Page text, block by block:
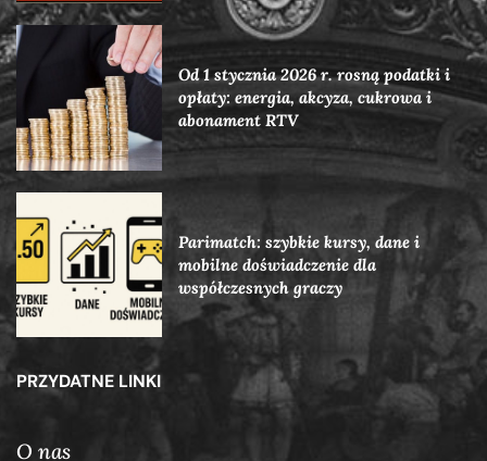
Od 1 stycznia 2026 r. rosną podatki i
opłaty: energia, akcyza, cukrowa i
abonament RTV
Parimatch: szybkie kursy, dane i
mobilne doświadczenie dla
współczesnych graczy
PRZYDATNE LINKI
O nas